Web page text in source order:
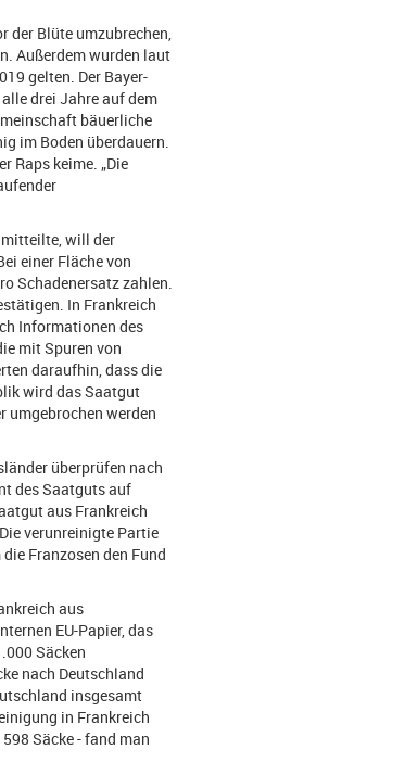
der Blüte umzubrechen,
Außerdem wurden laut
gelten. Der Bayer-
drei Jahre auf dem
bäuerliche
im Boden überdauern.
Raps keime. „Die
mitteilte, will der
einer Fläche von
Schadenersatz zahlen.
In Frankreich
Informationen des
mit Spuren von
daraufhin, dass die
wird das Saatgut
umgebrochen werden
überprüfen nach
des Saatguts auf
aus Frankreich
verunreinigte Partie
Franzosen den Fund
aus
EU-Papier, das
Säcken
nach Deutschland
insgesamt
in Frankreich
Säcke - fand man